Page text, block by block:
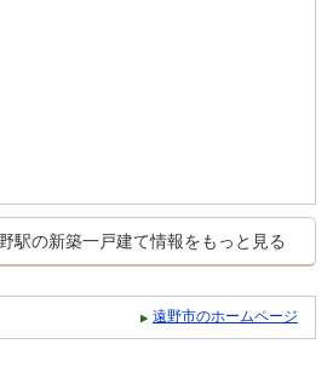
駅の新築一戸建て情報をもっと見る
遠野市のホームページ